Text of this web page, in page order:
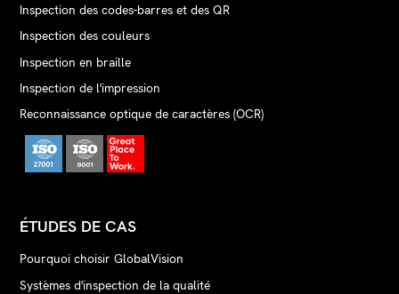
Inspection des codes-barres et des QR
Inspection des couleurs
Inspection en braille
Inspection de l'impression
Reconnaissance optique de caractères (OCR)
ÉTUDES DE CAS
Pourquoi choisir GlobalVision
Systèmes d'inspection de la qualité